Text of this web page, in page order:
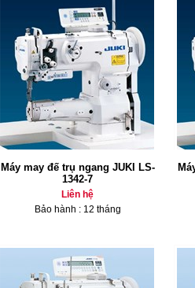
Máy may đế trụ ngang JUKI LS-
1342-7
Liên hệ
Bảo hành : 12 tháng